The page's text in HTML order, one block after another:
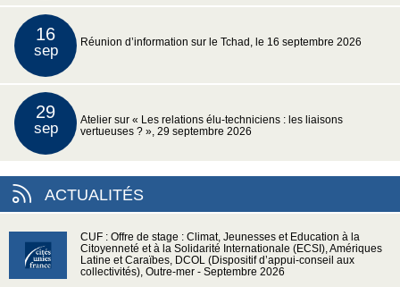
16
sep Réunion d’information sur le Tchad, le 16 septembre 2026
29
sep
Atelier sur « Les relations élu-techniciens : les liaisons
vertueuses ? », 29 septembre 2026
ACTUALITÉS
CUF : Offre de stage : Climat, Jeunesses et Education à la
Citoyenneté et à la Solidarité Internationale (ECSI), Amériques
Latine et Caraïbes, DCOL (Dispositif d’appui-conseil aux
collectivités), Outre-mer - Septembre 2026